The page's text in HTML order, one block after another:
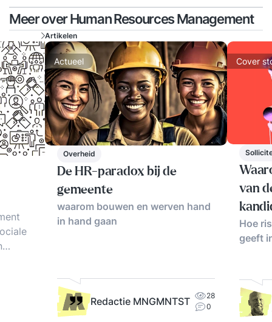
Meer over Human Resources Management
Artikelen
Actueel
Overheid
De HR-paradox bij de
gemeente
waarom bouwen en werven hand
in hand gaan
Redactie MNGMNTST
28
0
Cover
van
Hoe
geeft